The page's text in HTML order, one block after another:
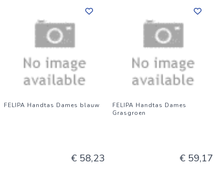
FELIPA Handtas Dames blauw
€ 58,23
FELIPA Handtas Dames
Grasgroen
€ 59,17